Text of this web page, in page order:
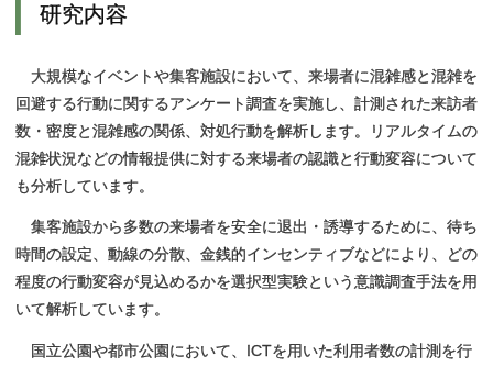
研究内容
大規模なイベントや集客施設において、来場者に混雑感と混雑を
回避する行動に関するアンケート調査を実施し、計測された来訪者
数・密度と混雑感の関係、対処行動を解析します。リアルタイムの
混雑状況などの情報提供に対する来場者の認識と行動変容について
も分析しています。
集客施設から多数の来場者を安全に退出・誘導するために、待ち
時間の設定、動線の分散、金銭的インセンティブなどにより、どの
程度の行動変容が見込めるかを選択型実験という意識調査手法を用
いて解析しています。
国立公園や都市公園において、ICTを用いた利用者数の計測を行